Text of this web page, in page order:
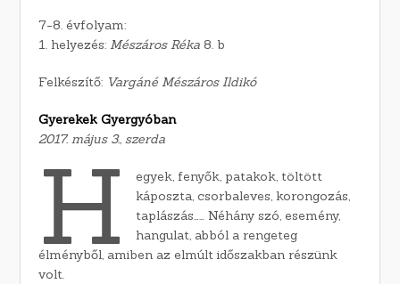
7-8. évfolyam:
1. helyezés:Mészáros Réka 8. b
Felkészítő: Vargáné Mészáros Ildikó
Gyerekek Gyergyóban
2017. május 3., szerda
H
egyek, fenyők, patakok, töltött
káposzta, csorbaleves, korongozás,
taplászás…… Néhány szó, esemény,
hangulat, abból a rengeteg
élményből, amiben az elmúlt időszakban részünk
volt.